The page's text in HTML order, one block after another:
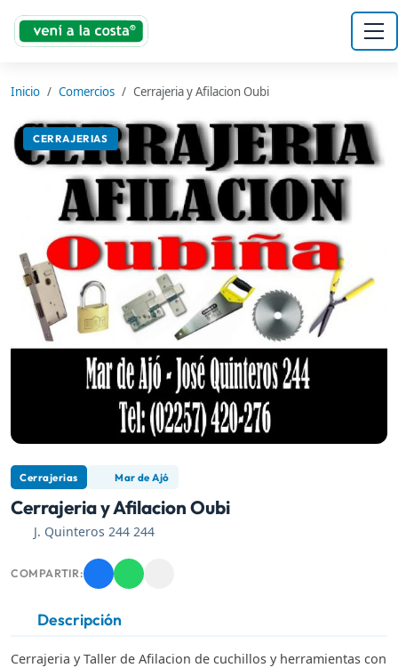
Inicio Comercios Cerrajeria y Afilacion Oubi
CERRAJERIAS
Cerrajerias Mar de Ajó
Cerrajeria y Afilacion Oubi
J. Quinteros 244 244
COMPARTIR:
Descripción
Cerrajeria y Taller de Afilacion de cuchillos y herramientas con